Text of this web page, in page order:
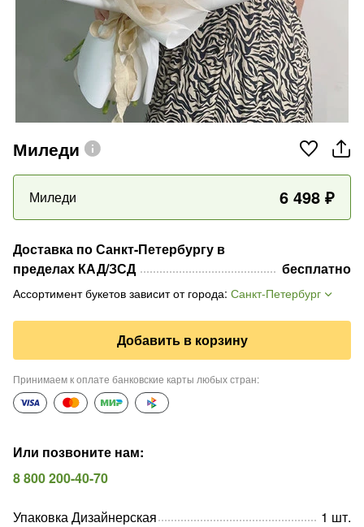
Миледи
Миледи 6 498 ₽
Доставка по Санкт-Петербургу в
пределах КАД/ЗСД
бесплатно
Ассортимент букетов зависит от города: Санкт-Петербург
Добавить в корзину
Принимаем к оплате банковские карты любых стран:
Или позвоните нам:
8 800 200-40-70
Упаковка Дизайнерская 1 шт.